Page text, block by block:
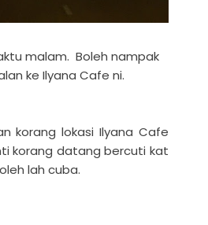
malam. Boleh nampak
ke Ilyana Cafe ni.
korang lokasi Ilyana Cafe
korang datang bercuti kat
lah cuba.